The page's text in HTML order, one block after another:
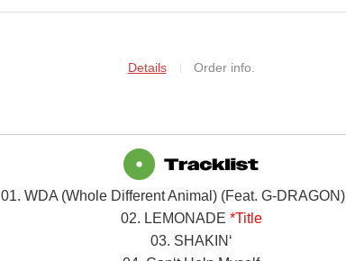
Details Order info.
01. WDA (Whole Different Animal) (Feat. G-DRAGON)
02. LEMONADE *Title
03. SHAKIN‘